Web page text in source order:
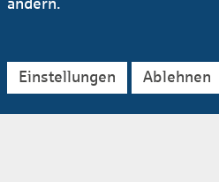
Prognose­tabellen
Einstellungen Ablehnen